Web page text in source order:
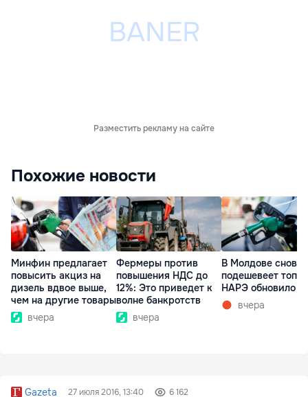
Разместить рекламу на сайте
Похожие новости
Минфин предлагает
повысить акциз на
дизель вдвое выше,
чем на другие товары
вчера
Фермеры против
повышения НДС до
12%: Это приведет к
волне банкротств
вчера
В Молдове снова
подешевеет
НАРЭ обновило
вчера
Gazeta 27 июля 2016, 13:40 6 162